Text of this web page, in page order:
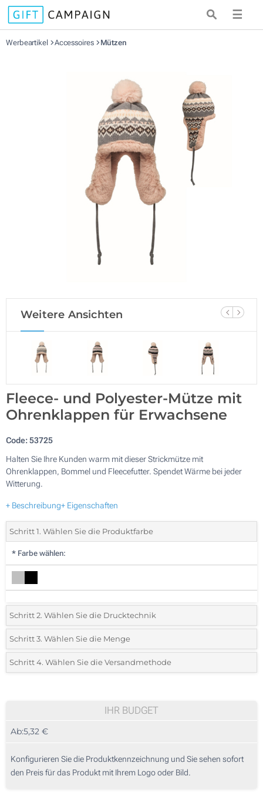
☰
Werbeartikel Accessoires Mützen
Weitere Ansichten
Fleece- und Polyester-Mütze mit
Ohrenklappen für Erwachsene
Code:53725
Halten Sie Ihre Kunden warm mit dieser Strickmütze mit
Ohrenklappen, Bommel und Fleecefutter. Spendet Wärme bei jeder
Witterung.
+ Beschreibung+ Eigenschaften
Schritt 1. Wählen Sie die Produktfarbe
* Farbe wählen:
Schritt 2. Wählen Sie die Drucktechnik
*Wählen Sie die Druck- und Farbtechniken für Ihr Logo:
Digitaler Transferdruck in Vollfarbe (Auf dem Etikett)
Schritt 3. Wählen Sie die Menge
*Bitte wählen Sie Ihre gewünschte Menge
10
50
Schritt 4. Wählen Sie die Versandmethode
IHR BUDGET
Ab:5,32 €
Konfigurieren Sie die Produktkennzeichnung und Sie sehen sofort
den Preis für das Produkt mit Ihrem Logo oder Bild.